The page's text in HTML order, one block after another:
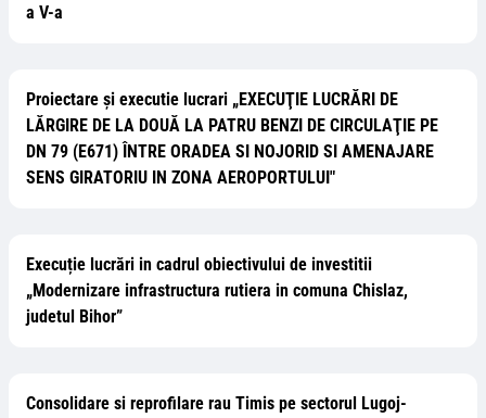
a V-a
Proiectare și executie lucrari „EXECUŢIE LUCRĂRI DE
LĂRGIRE DE LA DOUĂ LA PATRU BENZI DE CIRCULAŢIE PE
DN 79 (E671) ÎNTRE ORADEA SI NOJORID SI AMENAJARE
SENS GIRATORIU IN ZONA AEROPORTULUI"
Execuție lucrări in cadrul obiectivului de investitii
„Modernizare infrastructura rutiera in comuna Chislaz,
judetul Bihor”
Consolidare si reprofilare rau Timis pe sectorul Lugoj-